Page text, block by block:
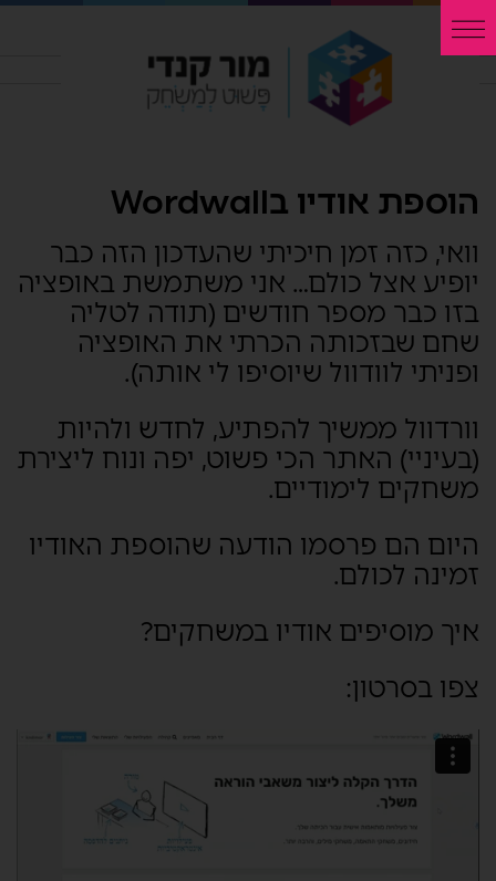
הוספת אודיו בWordwall
וואי, כזה זמן חיכיתי שהעדכון הזה כבר
יופיע אצל כולם… אני משתמשת באופציה
בזו כבר מספר חודשים (תודה לטליה
שחם שבזכותה הכרתי את האופציה
ופניתי לוודוול שיוסיפו לי אותה).
וורדוול ממשיך להפתיע, לחדש ולהיות
(בעיניי) האתר הכי פשוט, יפה ונוח ליצירת
משחקים לימודיים.
היום הם פרסמו הודעה שהוספת האודיו
זמינה לכולם.
איך מוסיפים אודיו במשחקים?
צפו בסרטון: